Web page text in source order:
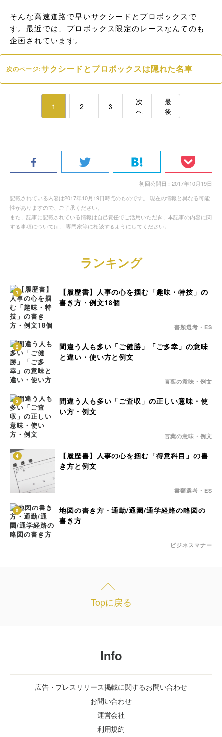
そんな高速道路で早いサクシードとプロボックスで
す。最近では、プロボックス限定のレースなんてのも
企画されています。
次のページ:サクシードとプロボックスは隠れた名車
1 2 3
次
へ
最
後
初回公開日：2017年10月19日
記載されている内容は2017年10月19日時点のものです。 現在の情報と異なる可能
性がありますので、ご了承ください。
また、記事に記載されている情報は自己責任でご活用いただき、本記事の内容に関
する事項については、 専門家等に相談するようにしてください。
ランキング
1
【履歴書】人事の心を掴む「趣味・特技」の
書き方・例文18個
書類選考・ES
2
間違う人も多い「ご健勝」「ご多幸」の意味
と違い・使い方と例文
言葉の意味・例文
3
間違う人も多い「ご査収」の正しい意味・使
い方・例文
言葉の意味・例文
4
【履歴書】人事の心を掴む「得意科目」の書
き方と例文
書類選考・ES
5
地図の書き方・通勤/通園/通学経路の略図の
書き方
ビジネスマナー
Topに戻る
Info
広告・プレスリリース掲載に関するお問い合わせ
お問い合わせ
運営会社
利用規約